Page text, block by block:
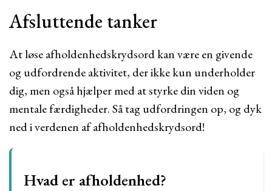
Afsluttende tanker
At løse afholdenhedskrydsord kan være en givende
og udfordrende aktivitet, der ikke kun underholder
dig, men også hjælper med at styrke din viden og
mentale færdigheder. Så tag udfordringen op, og dyk
ned i verdenen af afholdenhedskrydsord!
Hvad er afholdenhed?